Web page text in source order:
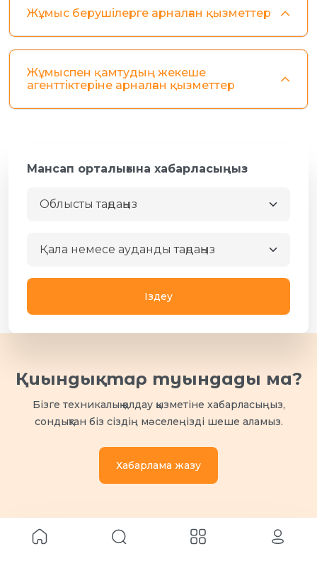
Жұмыс берушілерге арналған қызметтер
Жұмыспен қамтудың жекеше
агенттіктеріне арналған қызметтер
Мансап орталығына хабарласыңыз
Облысты таңдаңыз
Қала немесе ауданды таңдаңыз
Iздеу
Қиындықтар туындады ма?
Бізге техникалық қолдау қызметіне хабарласыңыз,
сондықтан біз сіздің мәселеңізді шеше аламыз.
Хабарлама жазу